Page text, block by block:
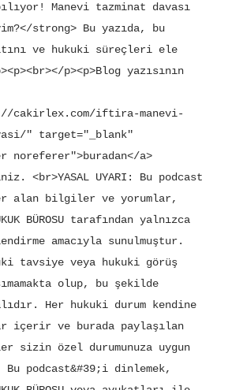
Manevi tazminat davası
strong> Bu yazıda, bu
ve hukuki süreçleri ele
p><p>Blog yazısının
cakirlex.com/iftira-manevi-
" target="_blank"
noreferer">buradan</a>
<br>YASAL UYARI: Bu podcast
alan bilgiler ve yorumlar,
BÜROSU tarafından yalnızca
amacıyla sunulmuştur.
tavsiye veya hukuki görüş
olup, bu şekilde
Her hukuki durum kendine
içerir ve burada paylaşılan
sizin özel durumunuza uygun
podcast&#39;i dinlemek,